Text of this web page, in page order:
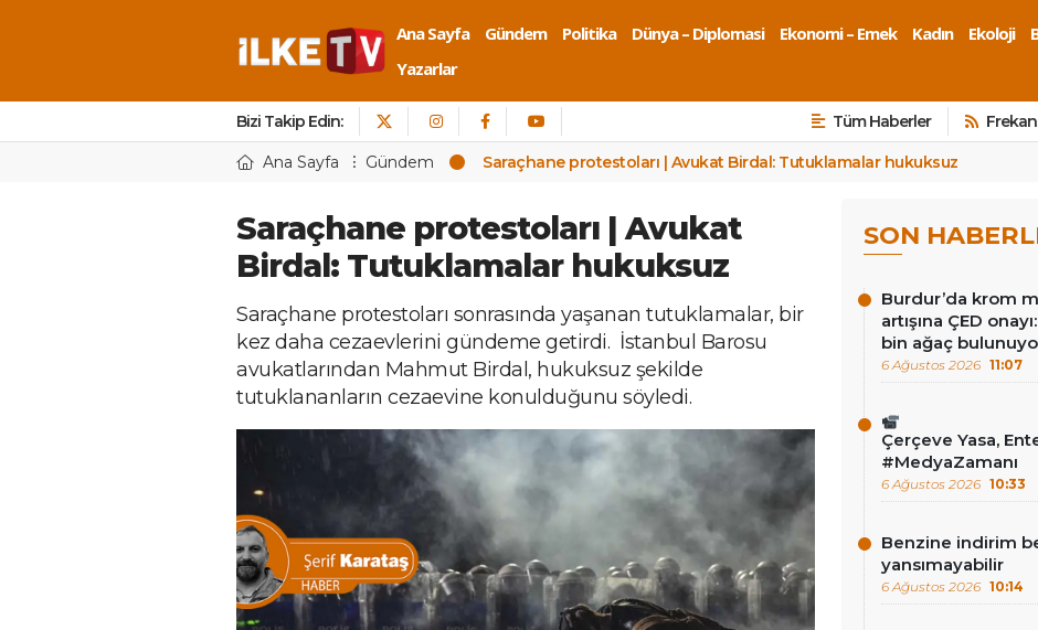
Ana Sayfa Gündem Politika Dünya – Diplomasi Ekonomi – Emek Kadın Ekoloji
Yazarlar
Bizi Takip Edin: Tüm Haberler
Ana Sayfa Gündem Saraçhane protestoları | Avukat Birdal: Tutuklamalar hukuksuz
Saraçhane protestoları | Avukat
Birdal: Tutuklamalar hukuksuz
Saraçhane protestoları sonrasında yaşanan tutuklamalar, bir
kez daha cezaevlerini gündeme getirdi. İstanbul Barosu
avukatlarından Mahmut Birdal, hukuksuz şekilde
tutuklananların cezaevine konulduğunu söyledi.
SON
Burdur’da krom
artışına ÇED
bin ağaç
6 Ağustos 2026 11:07
Çerçeve Yasa,
#MedyaZamanı
6 Ağustos 2026 10:33
Benzine indirim
yansımayabilir
6 Ağustos 2026 10:14